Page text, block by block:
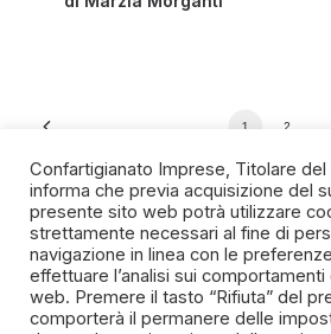
1 2
SPIRITO ARTIGIANO
Un progetto della Fondazione
Confartigianato Imprese, Titolare
informa che previa acquisizione del
presente sito web potrà utilizzare
strettamente necessari al fine di
navigazione in linea con le
effettuare l’analisi sui
web. Premere il tasto “Rifiuta” del
comporterà il permanere delle